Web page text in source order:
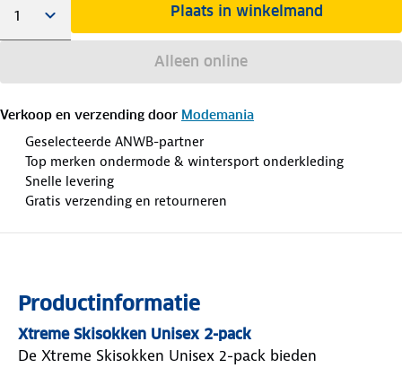
Plaats in winkelmand
Alleen online
Verkoop en verzending door Modemania
Geselecteerde ANWB-partner
Top merken ondermode & wintersport onderkleding
Snelle levering
Gratis verzending en retourneren
Productinformatie
Xtreme Skisokken Unisex 2-pack
De Xtreme Skisokken Unisex 2-pack bieden